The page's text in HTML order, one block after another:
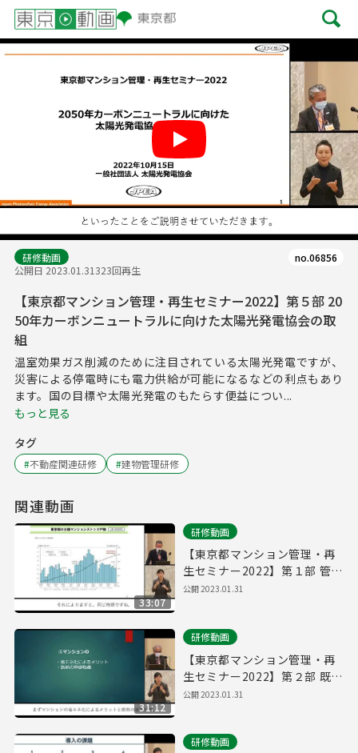
研修動画
公開日 2023.01.31323回再生
no.06856
【東京都マンション管理・再生セミナー2022】第５部 20
50年カーボンニュートラルに向けた太陽光発電協会の取
組
温室効果ガス削減のために注目されている太陽光発電ですが、
災害による停電時にも電力供給が可能になるなどの利点もあり
ます。国の目標や太陽光発電のもたらす便益につい...
もっと見る
タグ
#不動産関連研修 #建物管理研修
関連動画
33:07
研修動画
【東京都マンション管理・再
生セミナー2022】第１部 管理
計画の認定取得のポイント
公開2023.01.31
31:12
研修動画
【東京都マンション管理・再
生セミナー2022】第２部 既存
マンション省エネ改修のご提
公開2023.01.31
研修動画